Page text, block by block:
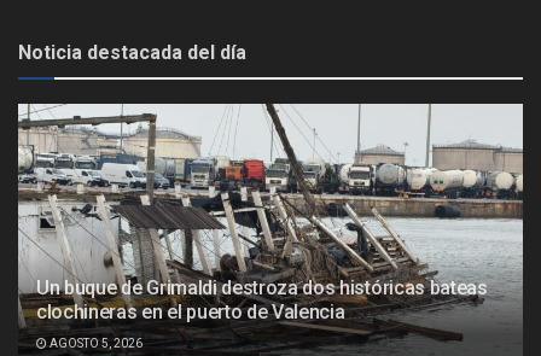
Noticia destacada del día
Un buque de Grimaldi destroza dos históricas bateas
clochineras en el puerto de Valencia
AGOSTO 5, 2026